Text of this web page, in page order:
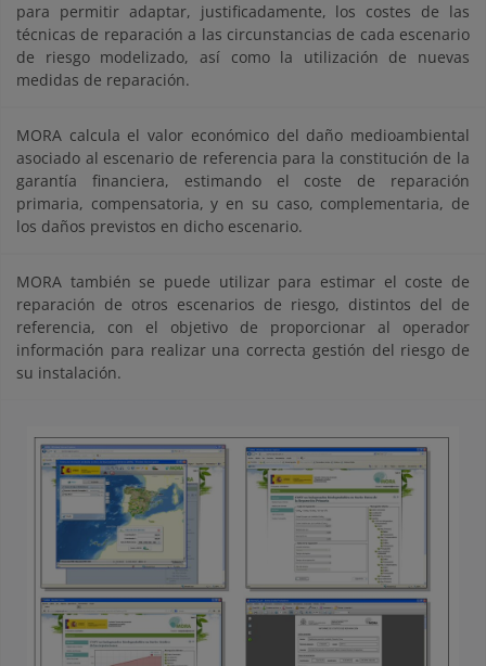
para permitir adaptar, justificadamente, los costes de las
técnicas de reparación a las circunstancias de cada escenario
de riesgo modelizado, así como la utilización de nuevas
medidas de reparación.
MORA calcula el valor económico del daño medioambiental
asociado al escenario de referencia para la constitución de la
garantía financiera, estimando el coste de reparación
primaria, compensatoria, y en su caso, complementaria, de
los daños previstos en dicho escenario.
MORA también se puede utilizar para estimar el coste de
reparación de otros escenarios de riesgo, distintos del de
referencia, con el objetivo de proporcionar al operador
información para realizar una correcta gestión del riesgo de
su instalación.